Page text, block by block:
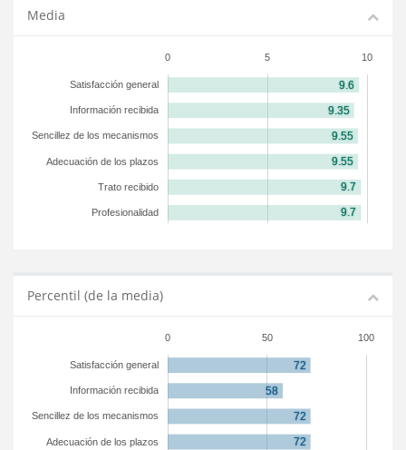
Media
0 5 10
Satisfacción general
Información recibida
Sencillez de los mecanismos
Adecuación de los plazos
Trato recibido
Profesionalidad
Percentil (de la media)
0 50 100
Satisfacción general
Información recibida
Sencillez de los mecanismos
Adecuación de los plazos